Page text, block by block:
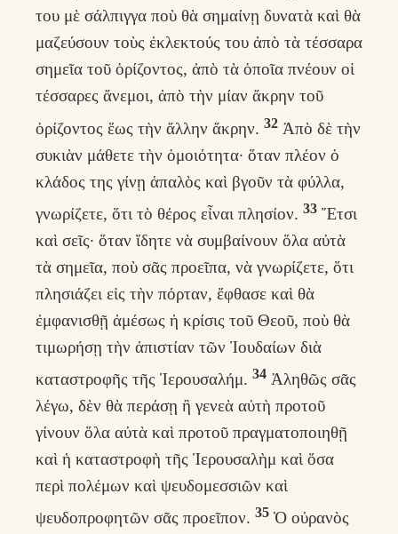
του μὲ σάλπιγγα ποὺ θὰ σημαίνῃ δυνατὰ καὶ θὰ
μαζεύσουν τοὺς ἐκλεκτούς του ἀπὸ τὰ τέσσαρα
σημεῖα τοῦ ὁρίζοντος, ἀπὸ τὰ ὁποῖα πνέουν οἱ
τέσσαρες ἄνεμοι, ἀπὸ τὴν μίαν ἄκρην τοῦ
ὁρίζοντος ἕως τὴν ἄλλην ἄκρην. 32 Ἀπὸ δὲ τὴν
συκιὰν μάθετε τὴν ὁμοιότητα· ὅταν πλέον ὁ
κλάδος της γίνῃ ἁπαλὸς καὶ βγοῦν τὰ φύλλα,
γνωρίζετε, ὅτι τὸ θέρος εἶναι πλησίον. 33 Ἔτσι
καὶ σεῖς· ὅταν ἴδητε νὰ συμβαίνουν ὅλα αὐτὰ
τὰ σημεῖα, ποὺ σᾶς προεῖπα, νὰ γνωρίζετε, ὅτι
πλησιάζει εἰς τὴν πόρταν, ἔφθασε καὶ θὰ
ἐμφανισθῇ ἀμέσως ἡ κρίσις τοῦ Θεοῦ, ποὺ θὰ
τιμωρήσῃ τὴν ἀπιστίαν τῶν Ἰουδαίων διὰ
καταστροφῆς τῆς Ἱερουσαλήμ. 34 Ἀληθῶς σᾶς
λέγω, δὲν θὰ περάσῃ ἢ γενεὰ αὐτὴ προτοῦ
γίνουν ὅλα αὐτὰ καὶ προτοῦ πραγματοποιηθῇ
καὶ ἡ καταστροφὴ τῆς Ἱερουσαλὴμ καὶ ὅσα
περὶ πολέμων καὶ ψευδομεσσιῶν καὶ
ψευδοπροφητῶν σᾶς προεῖπον. 35 Ὁ οὐρανὸς